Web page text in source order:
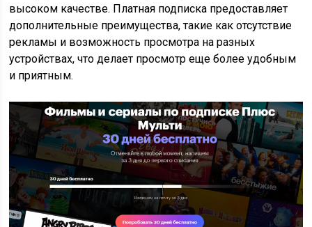
высоком качестве. Платная подписка предоставляет
дополнительные преимущества, такие как отсутствие
рекламы и возможность просмотра на разных
устройствах, что делает просмотр еще более удобным
и приятным.